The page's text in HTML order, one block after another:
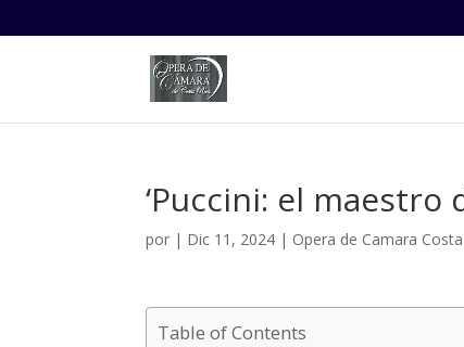
‘Puccini: el maestro
por | Dic 11, 2024 | Opera de Camara
Table of Contents